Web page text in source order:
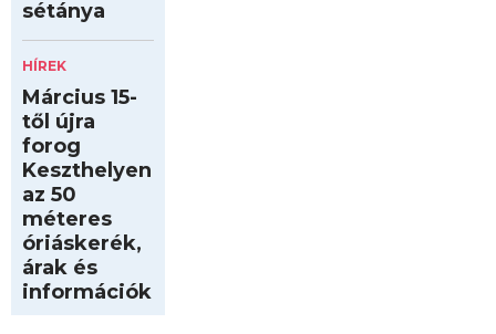
sétánya
HÍREK
Március 15-
től újra
forog
Keszthelyen
az 50
méteres
óriáskerék,
árak és
információk